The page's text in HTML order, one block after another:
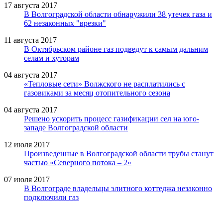
17 августа 2017
В Волгоградской области обнаружили 38 утечек газа и
62 незаконных "врезки"
11 августа 2017
В Октябрьском районе газ подведут к самым дальним
селам и хуторам
04 августа 2017
«Тепловые сети» Волжского не расплатились с
газовиками за месяц отопительного сезона
04 августа 2017
Решено ускорить процесс газификации сел на юго-
западе Волгоградской области
12 июля 2017
Произведенные в Волгоградской области трубы станут
частью «Северного потока – 2»
07 июля 2017
В Волгограде владельцы элитного коттеджа незаконно
подключили газ